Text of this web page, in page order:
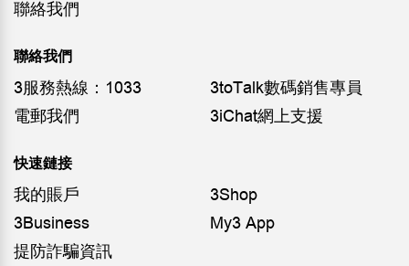
聯絡我們
聯絡我們
3服務熱線：1033
3toTalk數碼銷售專員
電郵我們
3iChat網上支援
快速鏈接
我的賬戶
3Shop
3Business
My3 App
提防詐騙資訊